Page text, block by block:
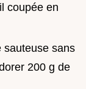
coupée en
sauteuse sans
200 g de